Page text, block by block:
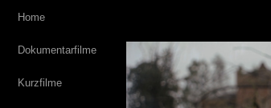
Home
Dokumentarfilme
Kurzfilme